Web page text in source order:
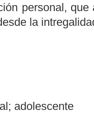
personal,
la
adolescente